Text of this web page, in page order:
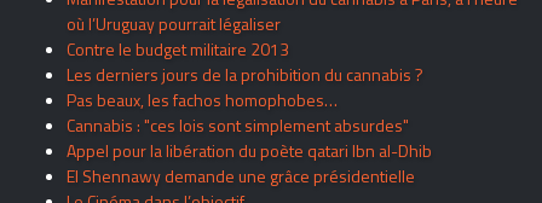
où l’Uruguay pourrait légaliser
Contre le budget militaire 2013
Les derniers jours de la prohibition du cannabis ?
Pas beaux, les fachos homophobes…
Cannabis : "ces lois sont simplement absurdes"
Appel pour la libération du poète qatari Ibn al-Dhib
El Shennawy demande une grâce présidentielle